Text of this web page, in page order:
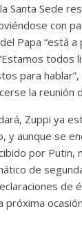
Santa Sede
con
Papa “está a
todos
para
la reunión
Zuppi ya
y aunque se
por Putin,
de
de
próxima